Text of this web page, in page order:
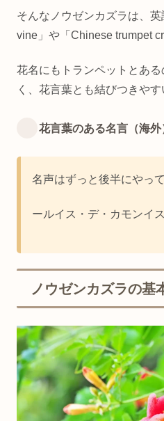
そんなノウゼンカズラは、
vine」や「Chinese trumpet
花名にもトランペットとあ
く、花言葉とも結びつきやす
花言葉のある名言（海外
名声はずっと後半にやって
ールイス・デ・カモンイス
ノウゼンカズラの基